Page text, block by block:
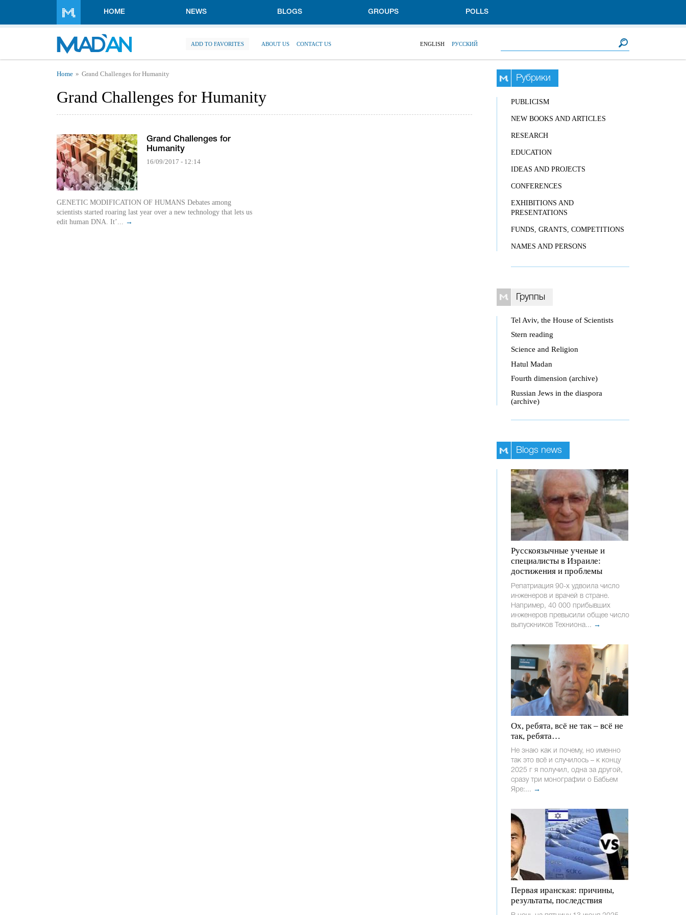
HOME NEWS BLOGS GROUPS POLLS
ADD TO FAVORITES ABOUT US CONTACT US ENGLISH РУССКИЙ
You are here
Home Grand Challenges for Humanity
Grand Challenges for Humanity
Grand Challenges for
Humanity
16/09/2017 - 12:14
GENETIC MODIFICATION OF HUMANS Debates among
scientists started roaring last year over a new technology that lets us
edit human DNA. It’... →
Рубрики
PUBLICISM
NEW BOOKS AND ARTICLES
RESEARCH
EDUCATION
IDEAS AND PROJECTS
CONFERENCES
EXHIBITIONS AND
PRESENTATIONS
FUNDS, GRANTS, COMPETITIONS
NAMES AND PERSONS
Группы
Tel Aviv, the House of Scientists
Stern reading
Science and Religion
Hatul Madan
Fourth dimension (archive)
Russian Jews in the diaspora
(archive)
Blogs news
Русскоязычные ученые и
специалисты в Израиле:
достижения и проблемы
Репатриация 90-х удвоила число
инженеров и врачей в стране.
Например, 40 000 прибывших
инженеров превысили общее число
выпускников Техниона... →
Ох, ребята, всё не так – всё не
так, ребята…
Не знаю как и почему, но именно
так это всё и случилось – к концу
2025 г я получил, одна за другой,
сразу три монографии о Бабьем
Яре:... →
Первая иранская: причины,
результаты, последствия